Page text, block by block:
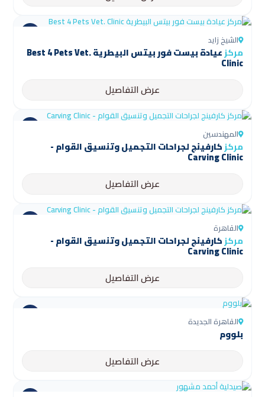
الشيخ زايد
مركز عيادة بيست فور بيتس البيطرية Best 4 Pets Vet.
Clinic
عرض التفاصيل
المهندسين
مركزكارفينج لجراحات التجميل وتنسيق القوام -
Carving Clinic
عرض التفاصيل
القاهرة
مركزكارفينج لجراحات التجميل وتنسيق القوام -
Carving Clinic
عرض التفاصيل
القاهرة الجديدة
بلووم
عرض التفاصيل